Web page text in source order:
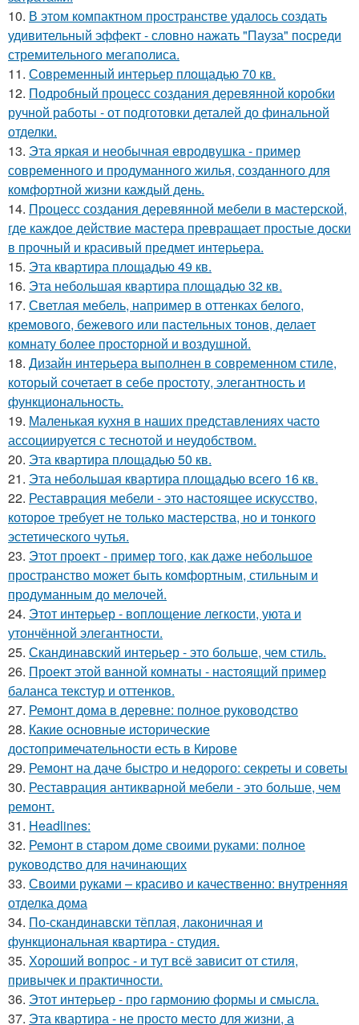
10. В этом компактном пространстве удалось создать
удивительный эффект - словно нажать "Пауза" посреди
стремительного мегаполиса.
11. Современный интерьер площадью 70 кв.
12. Подробный процесс создания деревянной коробки
ручной работы - от подготовки деталей до финальной
отделки.
13. Эта яркая и необычная евродвушка - пример
современного и продуманного жилья, созданного для
комфортной жизни каждый день.
14. Процесс создания деревянной мебели в мастерской,
где каждое действие мастера превращает простые доски
в прочный и красивый предмет интерьера.
15. Эта квартира площадью 49 кв.
16. Эта небольшая квартира площадью 32 кв.
17. Светлая мебель, например в оттенках белого,
кремового, бежевого или пастельных тонов, делает
комнату более просторной и воздушной.
18. Дизайн интерьера выполнен в современном стиле,
который сочетает в себе простоту, элегантность и
функциональность.
19. Маленькая кухня в наших представлениях часто
ассоциируется с теснотой и неудобством.
20. Эта квартира площадью 50 кв.
21. Эта небольшая квартира площадью всего 16 кв.
22. Реставрация мебели - это настоящее искусство,
которое требует не только мастерства, но и тонкого
эстетического чутья.
23. Этот проект - пример того, как даже небольшое
пространство может быть комфортным, стильным и
продуманным до мелочей.
24. Этот интерьер - воплощение легкости, уюта и
утончённой элегантности.
25. Скандинавский интерьер - это больше, чем стиль.
26. Проект этой ванной комнаты - настоящий пример
баланса текстур и оттенков.
27. Ремонт дома в деревне: полное руководство
28. Какие основные исторические
достопримечательности есть в Кирове
29. Ремонт на даче быстро и недорого: секреты и советы
30. Реставрация антикварной мебели - это больше, чем
ремонт.
31. Headlines:
32. Ремонт в старом доме своими руками: полное
руководство для начинающих
33. Своими руками – красиво и качественно: внутренняя
отделка дома
34. По-скандинавски тёплая, лаконичная и
функциональная квартира - студия.
35. Хороший вопрос - и тут всё зависит от стиля,
привычек и практичности.
36. Этот интерьер - про гармонию формы и смысла.
37. Эта квартира - не просто место для жизни, а